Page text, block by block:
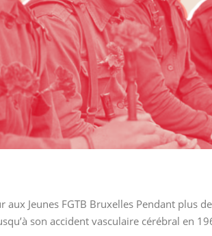
aux Jeunes FGTB Bruxelles Pendant
son accident vasculaire cérébral en